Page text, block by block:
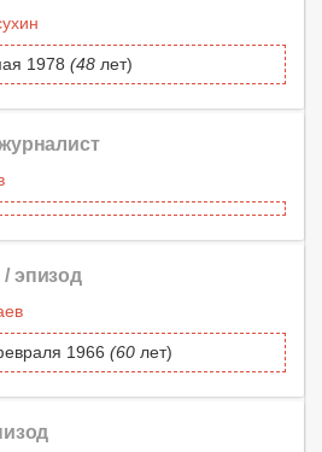
1978 (48 лет)
/ эпизод
1966 (60 лет)